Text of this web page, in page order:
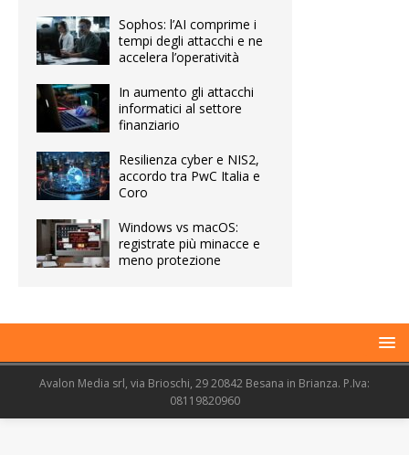
Sophos: l’AI comprime i
tempi degli attacchi e ne
accelera l’operatività
In aumento gli attacchi
informatici al settore
finanziario
Resilienza cyber e NIS2,
accordo tra PwC Italia e
Coro
Windows vs macOS:
registrate più minacce e
meno protezione
Avalon Media srl, via Brioschi, 29 20842 Besana in Brianza. P.Iva:
08119820960